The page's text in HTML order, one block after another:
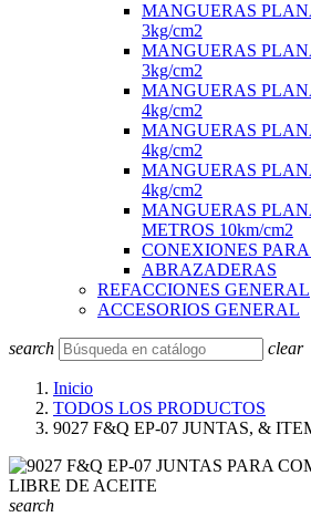
MANGUERAS
3kg/cm2
MANGUERAS
3kg/cm2
MANGUERAS
4kg/cm2
MANGUERAS
4kg/cm2
MANGUERAS
4kg/cm2
MANGUERAS
METROS 10km/cm2
CONEXIONES
ABRAZADERAS
REFACCIONES GENERAL
ACCESORIOS GENERAL
search clear
Inicio
TODOS LOS PRODUCTOS
9027 F&Q EP-07 JUNTAS, &
search